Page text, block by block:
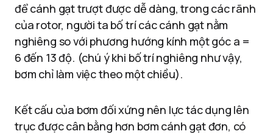
để cánh gạt trượt được dễ dàng, trong các rãnh
của rotor, người ta bố trí các cánh gạt nằm
nghiêng so với phương hướng kính một góc a =
6 đến 13 độ. (chú ý khi bố trí nghiêng như vậy,
bơm chỉ làm việc theo một chiều).
Kết cấu của bơm đối xứng nên lực tác dụng lên
trục được cân bằng hơn bơm cánh gạt đơn, có